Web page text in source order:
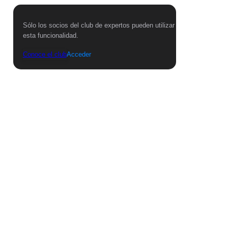
Sólo los socios del club de expertos pueden utilizar
esta funcionalidad.
Conoce el clubAcceder